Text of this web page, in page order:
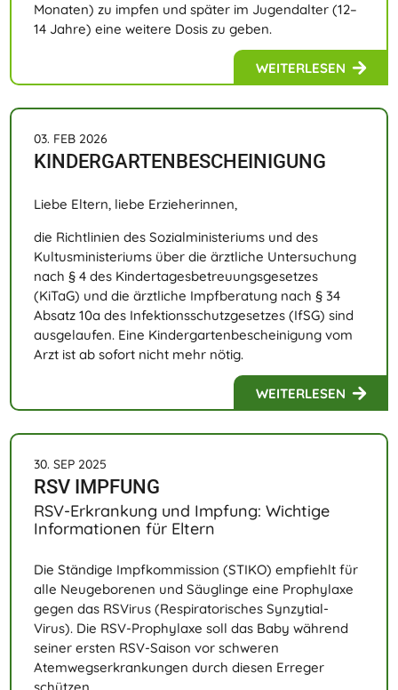
Monaten) zu impfen und später im Jugendalter (12–
14 Jahre) eine weitere Dosis zu geben.
WEITERLESEN
03. FEB 2026
KINDERGARTENBESCHEINIGUNG
Liebe Eltern, liebe Erzieherinnen,
die Richtlinien des Sozialministeriums und des
Kultusministeriums über die ärztliche Untersuchung
nach § 4 des Kindertagesbetreuungsgesetzes
(KiTaG) und die ärztliche Impfberatung nach § 34
Absatz 10a des Infektionsschutzgesetzes (IfSG) sind
ausgelaufen. Eine Kindergartenbescheinigung vom
Arzt ist ab sofort nicht mehr nötig.
WEITERLESEN
30. SEP 2025
RSV IMPFUNG
RSV-Erkrankung und Impfung: Wichtige
Informationen für Eltern
Die Ständige Impfkommission (STIKO) empfiehlt für
alle Neugeborenen und Säuglinge eine Prophylaxe
gegen das RSVirus (Respiratorisches Synzytial-
Virus). Die RSV-Prophylaxe soll das Baby während
seiner ersten RSV-Saison vor schweren
Atemwegserkrankungen durch diesen Erreger